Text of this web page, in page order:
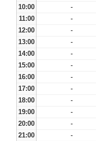
10:00
-
11:00
-
12:00
-
13:00
-
14:00
-
15:00
-
16:00
-
17:00
-
18:00
-
19:00
-
20:00
-
21:00
-